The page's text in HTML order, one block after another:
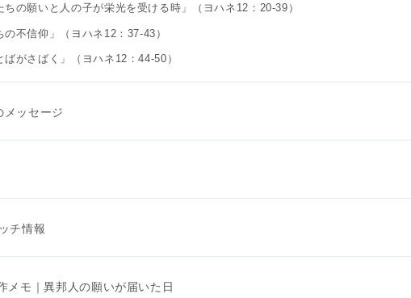
ちの願いと人の子が栄光を受ける時」（ヨハネ12：20-39）
の不信仰」（ヨハネ12：37-43）
ばがさばく」（ヨハネ12：44-50）
メッセージ
チ情報
メモ｜異邦人の願いが届いた日